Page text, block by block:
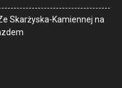
Skarżyska-Kamiennej na